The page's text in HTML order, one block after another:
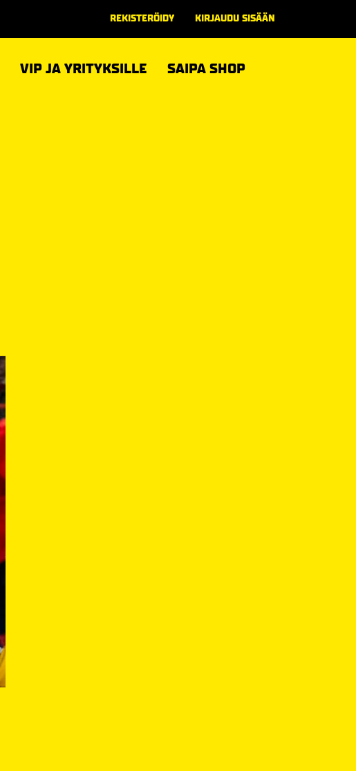
REKISTERÖIDY KIRJAUDU SISÄÄN
VIP JA YRITYKSILLE SAIPA SHOP